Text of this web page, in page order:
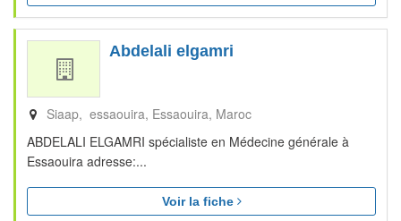
Abdelali elgamri
Siaap, essaouira Essaouira Maroc
ABDELALI ELGAMRI spécialiste en Médecine générale à
Essaouira adresse:...
Voir la fiche